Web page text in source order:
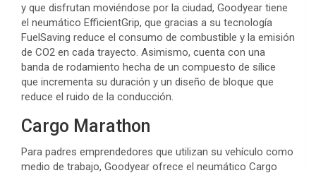
y que disfrutan moviéndose por la ciudad, Goodyear tiene
el neumático EfficientGrip, que gracias a su tecnología
FuelSaving reduce el consumo de combustible y la emisión
de CO2 en cada trayecto. Asimismo, cuenta con una
banda de rodamiento hecha de un compuesto de sílice
que incrementa su duración y un diseño de bloque que
reduce el ruido de la conducción.
Cargo Marathon
Para padres emprendedores que utilizan su vehículo como
medio de trabajo, Goodyear ofrece el neumático Cargo